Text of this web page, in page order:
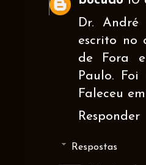
Dr.
escrito no
de Fora
Paulo.
Faleceu
Responder
Respostas